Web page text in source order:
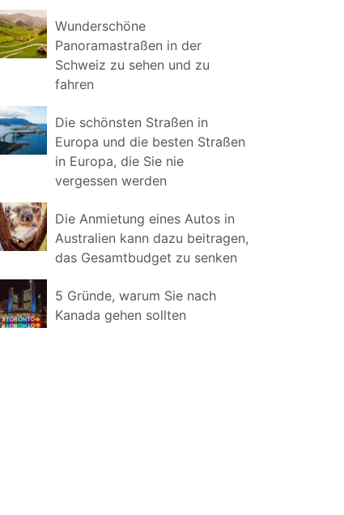
Wunderschöne
Panoramastraßen in der
Schweiz zu sehen und zu
fahren
Die schönsten Straßen in
Europa und die besten Straßen
in Europa, die Sie nie
vergessen werden
Die Anmietung eines Autos in
Australien kann dazu beitragen,
das Gesamtbudget zu senken
5 Gründe, warum Sie nach
Kanada gehen sollten